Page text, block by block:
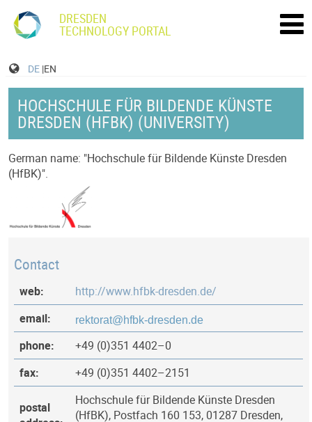
DRESDEN
TECHNOLOGY PORTAL
DE |EN
HOCHSCHULE FÜR BILDENDE KÜNSTE
DRESDEN (HFBK) (UNIVERSITY)
German name: "Hochschule für Bildende Künste Dresden
(HfBK)".
Contact
web:
http://www.hfbk-dresden.de/
email:
phone:
+49 (0)351 4402–0
fax:
+49 (0)351 4402–2151
postal
Hochschule für Bildende Künste Dresden
(HfBK), Postfach 160 153, 01287 Dresden,